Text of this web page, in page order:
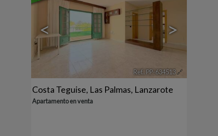
< >
Ref.. PP-634513🔗
Costa Teguise, Las Palmas, Lanzarote
Apartamento en venta